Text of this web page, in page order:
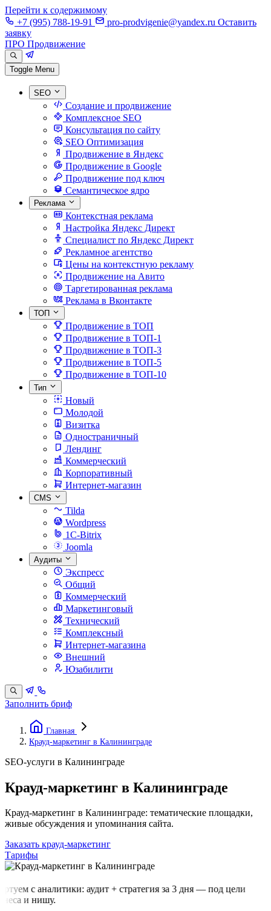
Перейти к содержимому
+7 (995) 788-19-91
pro-prodvigenie@yandex.ru Оставить
заявку
ПРО Продвижение
Toggle Menu
SEO
Создание и продвижение
Комплексное SEO
Консультация по сайту
SEO Оптимизация
Продвижение в Яндекс
Продвижение в Google
Продвижение под ключ
Семантическое ядро
Реклама
Контекстная реклама
Настройка Яндекс Директ
Специалист по Яндекс Директ
Рекламное агентство
Цены на контекстную рекламу
Продвижение на Авито
Таргетированная реклама
Реклама в Вконтакте
ТОП
Продвижение в ТОП
Продвижение в ТОП-1
Продвижение в ТОП-3
Продвижение в ТОП-5
Продвижение в ТОП-10
Тип
Новый
Молодой
Визитка
Одностраничный
Лендинг
Коммерческий
Корпоративный
Интернет-магазин
CMS
Tilda
Wordpress
1C-Bitrix
Joomla
Аудиты
Экспресс
Общий
Коммерческий
Маркетинговый
Технический
Комплексный
Интернет-магазина
Внешний
Юзабилити
Заполнить бриф
Главная
Крауд-маркетинг в Калининграде
SEO-услуги в Калининграде
Крауд-маркетинг в Калининграде
Крауд-маркетинг в Калининграде: тематические площадки,
живые обсуждения и упоминания сайта.
Заказать крауд-маркетинг
Тарифы
с аналитики: аудит + стратегия за 3 дня — под цели
и нишу.